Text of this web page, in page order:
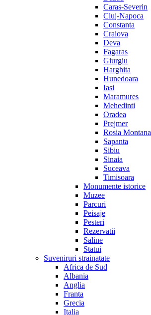
Caras-Severin
Cluj-Napoca
Constanta
Craiova
Deva
Fagaras
Giurgiu
Harghita
Hunedoara
Iasi
Maramures
Mehedinti
Oradea
Prejmer
Rosia Montana
Sapanta
Sibiu
Sinaia
Suceava
Timisoara
Monumente istorice
Muzee
Parcuri
Peisaje
Pesteri
Rezervatii
Saline
Statui
Suveniruri strainatate
Africa de Sud
Albania
Anglia
Franta
Grecia
Italia